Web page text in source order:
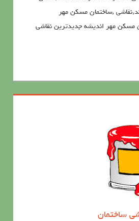
,ساختمان مسکن مهر
مسکن مهر اندیشه جدیدترین نقاشی
ساختمان